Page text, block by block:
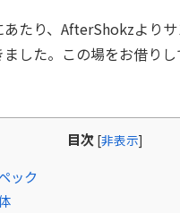
たり、AfterShokzより
ました。この場をお借り
目次 [非表示]
ック